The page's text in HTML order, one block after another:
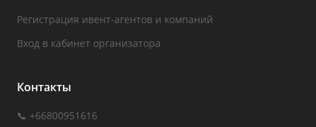
Регистрация ивент-агентов и компаний
Вход в кабинет организатора
Контакты
📞 +66800951616